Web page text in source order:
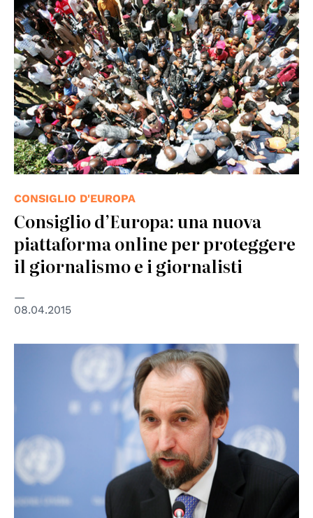
© UN Photo
CONSIGLIO D'EUROPA
Consiglio d’Europa: una nuova
piattaforma online per proteggere
il giornalismo e i giornalisti
08.04.2015